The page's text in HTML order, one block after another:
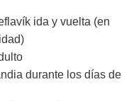
ida y vuelta (en
durante los días de